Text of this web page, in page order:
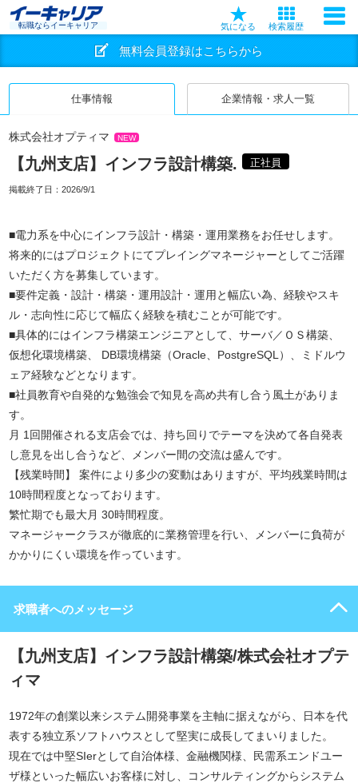
転職ならイーキャリア 気になる 検索履歴
無料会員登録はこちらから
仕事情報 企業情報・求人一覧
株式会社オプティマ NEW
【九州支店】インフラ設計構築. 正社員
掲載終了日： 2026/9/1
■電力系を中心にインフラ設計・構築・運用業務をお任せします。
将来的にはプロジェクトにてプレイングマネージャーとしてご活躍
いただく方を募集しています。
■要件定義・設計・構築・運用設計・運用と幅広い為、経験やスキ
ル・志向性に応じて幅広く経験を積むことが可能です。
■具体的にはインフラ構築エンジニアとして、サーバ／ＯＳ構築、
仮想化環境構築、 DB環境構築（Oracle、PostgreSQL）、ミドルウ
ェア経験などとなります。
■社員教育や自発的な勉強会で知見を高め共有し合う風土がありま
す。
月 1回開催される支店会では、持ち回りでテーマを決めて各自発表
し意見を出し合うなど、メンバー間の交流は盛んです。
【残業時間】 案件により多少の変動はありますが、平均残業時間は
10時間程度となっております。
繁忙期でも最大月 30時間程度。
マネージャークラスが徹底的に業務管理を行い、メンバーに負荷が
かかりにくい環境を作っています。
求職者へのメッセージ
【九州支店】インフラ設計構築/株式会社オプテ
ィマ
1972年の創業以来システム開発事業を主軸に据えながら、日本を代
表する独立系ソフトハウスとして堅実に成長してまいりました。
現在では中堅SIerとして自治体様、金融機関様、民需系エンドユー
ザ様といった幅広いお客様に対し、コンサルティングからシステム